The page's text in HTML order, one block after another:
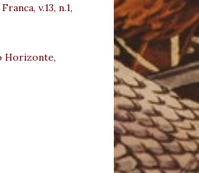
v.13, n.1,
Horizonte,